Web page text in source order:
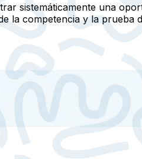
sistemáticamente una
la competencia y la prueba